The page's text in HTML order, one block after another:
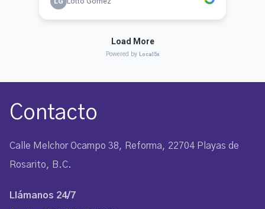
Contacto
Calle Melchor Ocampo 38, Reforma, 22704 Playas de
Rosarito, B.C.
Llámanos 24/7